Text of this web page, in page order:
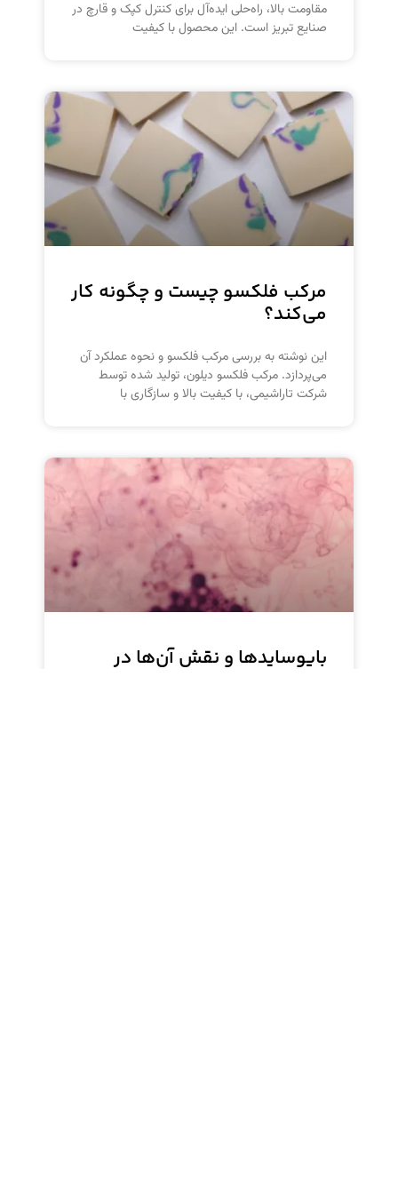
مقاومت بالا، راه‌حلی ایده‌آل برای کنترل کپک و قارچ در
صنایع تبریز است. این محصول با کیفیت
مرکب فلکسو چیست و چگونه کار
می‌کند؟
این نوشته به بررسی مرکب فلکسو و نحوه عملکرد آن
می‌پردازد. مرکب فلکسو دیلون، تولید شده توسط
شرکت تاراشیمی، با کیفیت بالا و سازگاری با
بایوسایدها و نقش آن‌ها در